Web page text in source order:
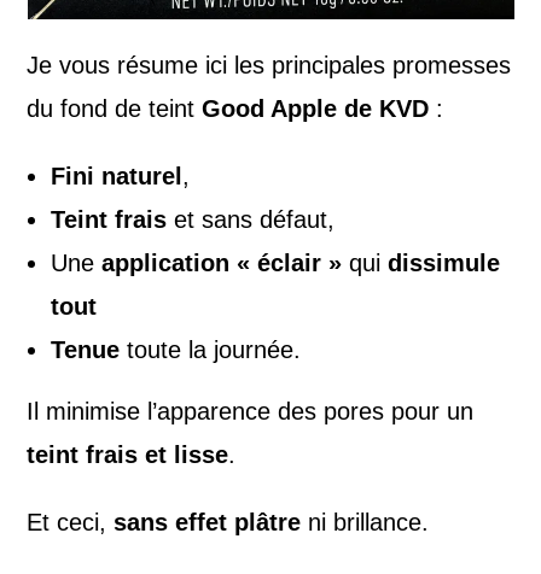
Je vous résume ici les principales promesses
du fond de teintGood Apple de KVD :
Fini naturel,
Teint frais et sans défaut,
Uneapplication « éclair »quidissimule
tout
Tenuetoute la journée.
Il minimise l’apparence des pores pour un
teint frais et lisse.
Et ceci,sans effet plâtre ni brillance.